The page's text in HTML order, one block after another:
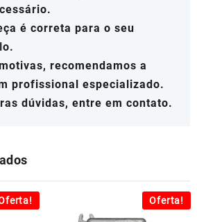
é correta para o seu
recomendamos a
profissional especializado.
dúvidas, entre em contato.
Oferta!